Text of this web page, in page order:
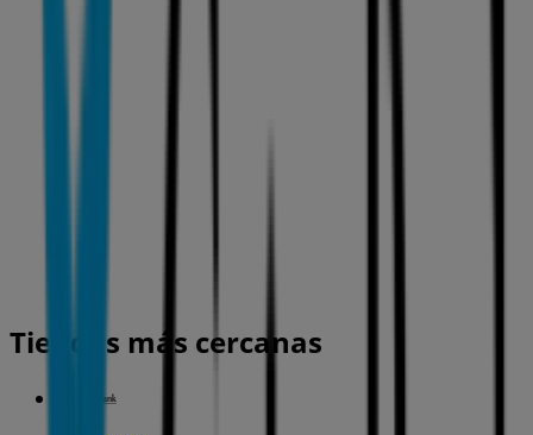
Tiendas más cercanas